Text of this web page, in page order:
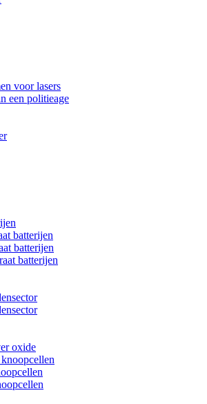
voor lasers
een politieage
batterijen
batterijen
batterijen
oxide